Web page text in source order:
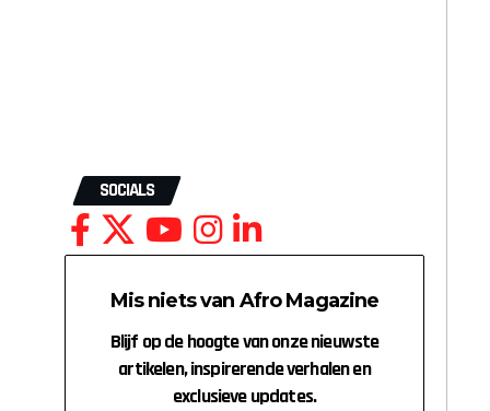
SOCIALS
Mis niets van Afro Magazine
Blijf op de hoogte van onze nieuwste
artikelen, inspirerende verhalen en
exclusieve updates.